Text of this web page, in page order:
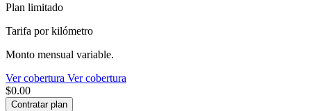
Plan limitado
Tarifa por kilómetro
Monto mensual variable.
Ver cobertura Ver cobertura
$0.00
Contratar plan